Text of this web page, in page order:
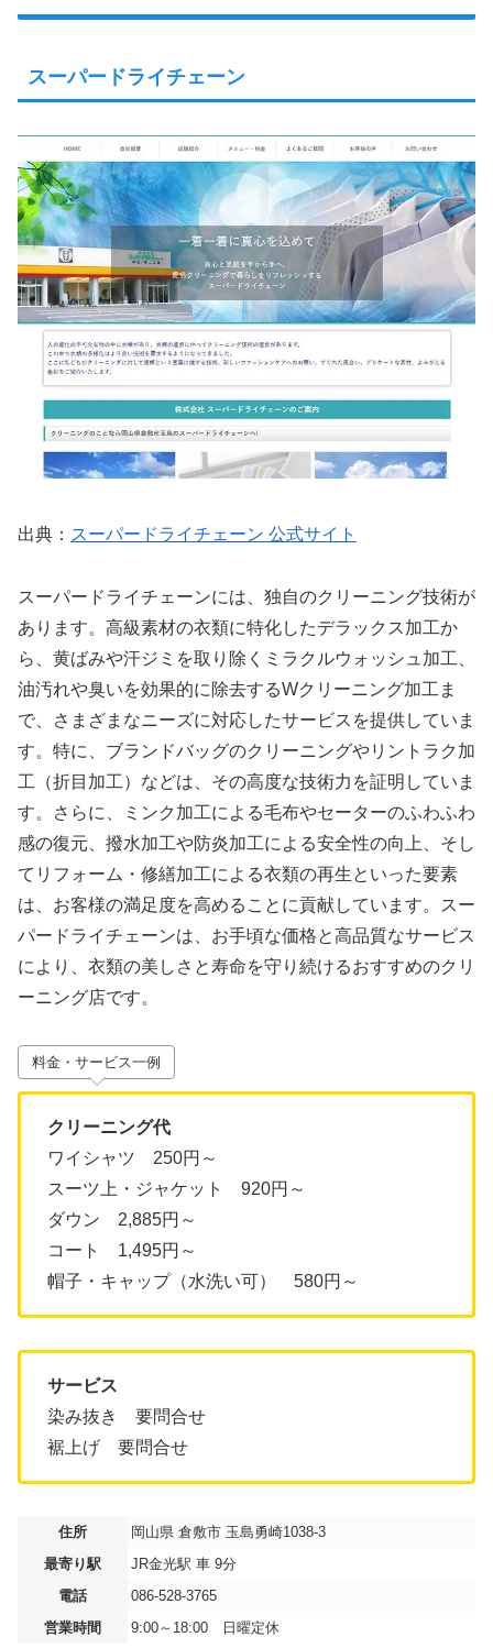
スーパードライチェーン
出典： スーパードライチェーン 公式サイト
スーパードライチェーンには、独自のクリーニング技術が
あります。高級素材の衣類に特化したデラックス加工か
ら、黄ばみや汗ジミを取り除くミラクルウォッシュ加工、
油汚れや臭いを効果的に除去するWクリーニング加工ま
で、さまざまなニーズに対応したサービスを提供していま
す。特に、ブランドバッグのクリーニングやリントラク加
工（折目加工）などは、その高度な技術力を証明していま
す。さらに、ミンク加工による毛布やセーターのふわふわ
感の復元、撥水加工や防炎加工による安全性の向上、そし
てリフォーム・修繕加工による衣類の再生といった要素
は、お客様の満足度を高めることに貢献しています。スー
パードライチェーンは、お手頃な価格と高品質なサービス
により、衣類の美しさと寿命を守り続けるおすすめのクリ
ーニング店です。
料金・サービス一例
クリーニング代
ワイシャツ 250円～
スーツ上・ジャケット 920円～
ダウン 2,885円～
コート 1,495円～
帽子・キャップ（水洗い可） 580円～
サービス
染み抜き 要問合せ
裾上げ 要問合せ
住所
岡山県 倉敷市 玉島勇崎1038-3
最寄り駅
JR金光駅 車 9分
電話
086-528-3765
営業時間
9:00～18:00 日曜定休